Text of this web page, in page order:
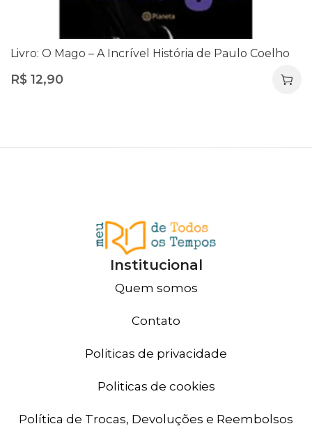
Livro: O Mago – A Incrível História de Paulo Coelho
R$ 12,90
Institucional
Quem somos
Contato
Politicas de privacidade
Politicas de cookies
Política de Trocas, Devoluções e Reembolsos